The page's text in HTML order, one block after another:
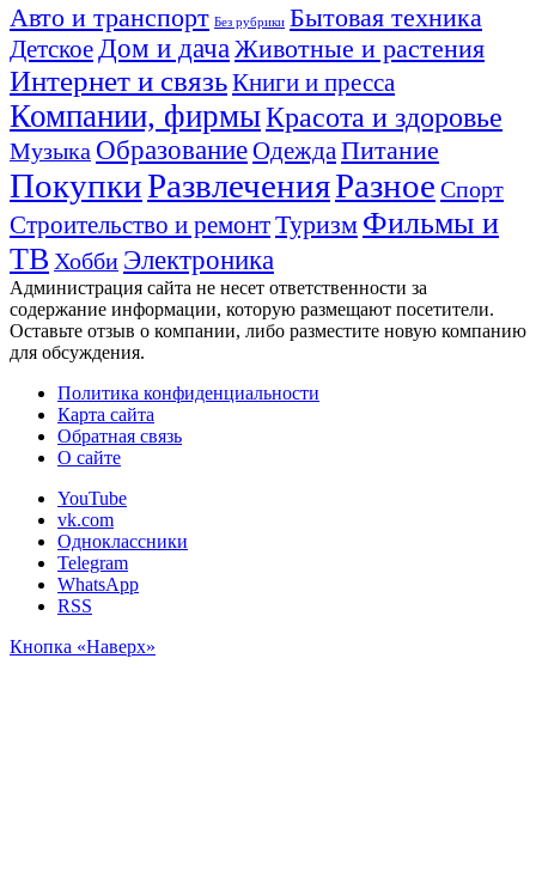
Авто и транспорт Без рубрики Бытовая техника
Детское Дом и дача Животные и растения
Интернет и связьКниги и пресса
Компании, фирмыКрасота и здоровье
Музыка ОбразованиеОдежда Питание
ПокупкиРазвлеченияРазное Спорт
Строительство и ремонтТуризм Фильмы и
ТВ Хобби Электроника
Администрация сайта не несет ответственности за
содержание информации, которую размещают посетители.
Оставьте отзыв о компании, либо разместите новую компанию
для обсуждения.
Политика конфиденциальности
Карта сайта
Обратная связь
О сайте
YouTube
vk.com
Одноклассники
Telegram
WhatsApp
RSS
Кнопка «Наверх»